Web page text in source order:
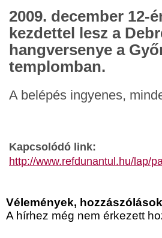
2009. december 12-
kezdettel lesz a
hangversenye a
templomban.
A belépés ingyenes,
Kapcsolódó link:
http://www.refdunantul.hu/lap/
Vélemények, hozzászólások
A hírhez még nem érkezett